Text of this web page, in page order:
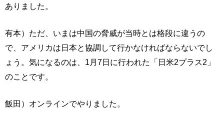
ありました。
有本）ただ、いまは中国の脅威が当時とは格段に違うの
で、アメリカは日本と協調して行かなければならないでし
ょう。気になるのは、1月7日に行われた「日米2プラス2」
のことです。
飯田）オンラインでやりました。